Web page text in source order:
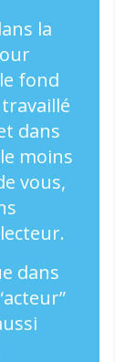
la
fond
dans
moins
vous,
dans